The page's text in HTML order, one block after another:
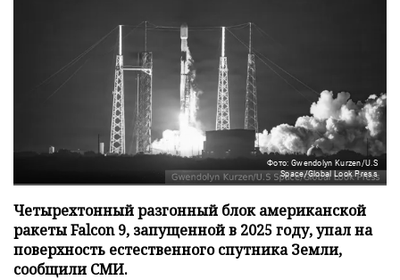
Фото: Gwendolyn Kurzen/U.S
Space/Global Look Press
Четырехтонный разгонный блок американской
ракеты Falcon 9, запущенной в 2025 году, упал на
поверхность естественного спутника Земли,
сообщили СМИ.